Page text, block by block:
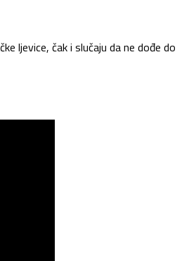
ljevice, čak i slučaju da ne dođe do